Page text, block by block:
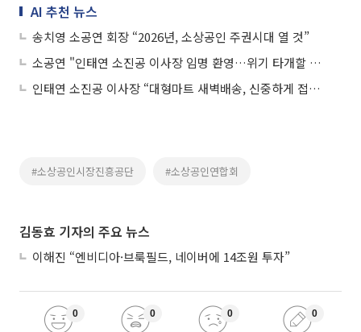
AI 추천 뉴스
송치영 소공연 회장 “2026년, 소상공인 주권시대 열 것”
소공연 "인태연 소진공 이사장 임명 환영…위기 타개할 적임자"
인태연 소진공 이사장 “대형마트 새벽배송, 신중하게 접근해야”
#소상공인시장진흥공단 #소상공인연합회
김동효 기자의 주요 뉴스
이해진 “엔비디아·브룩필드, 네이버에 14조원 투자”
0 0 0 0